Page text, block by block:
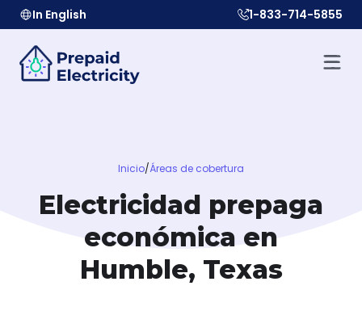
In English 1-833-714-5855
Inicio/Áreas de cobertura
Electricidad prepaga
económica en
Humble, Texas